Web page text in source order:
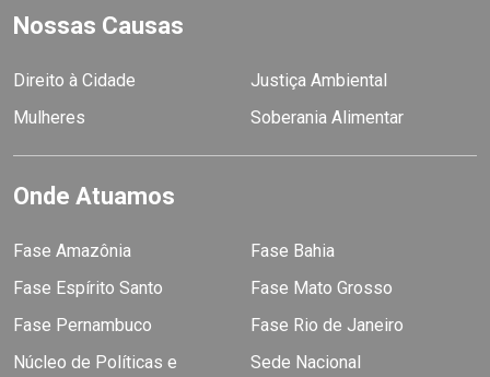
Nossas Causas
Direito à Cidade
Justiça Ambiental
Mulheres
Soberania Alimentar
Onde Atuamos
Fase Amazônia
Fase Bahia
Fase Espírito Santo
Fase Mato Grosso
Fase Pernambuco
Fase Rio de Janeiro
Núcleo de Políticas e
Sede Nacional